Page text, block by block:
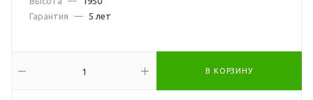
Гарантия
— 5 лет
В КОРЗИНУ